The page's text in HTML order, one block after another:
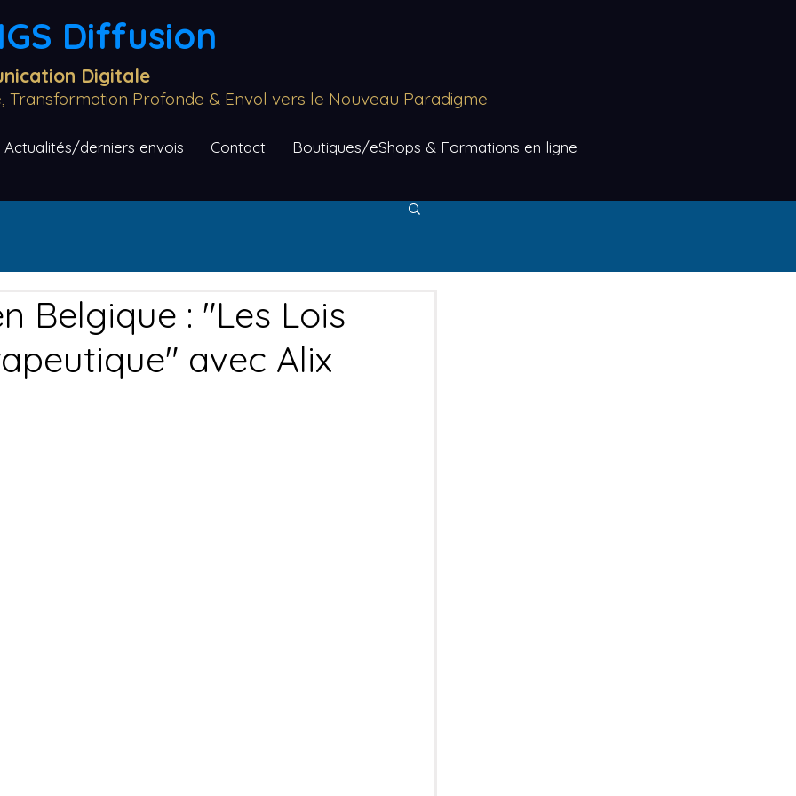
Diffusion
Digitale
Transformation Profonde & Envol vers le Nouveau Paradigme
Actualités/derniers envois Contact Boutiques/eShops & Formations en ligne
Belgique : "Les Lois
avec Alix